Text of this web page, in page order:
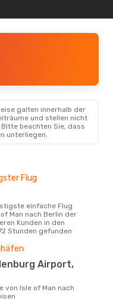
galten innerhalb der
und stellen nicht
beachten Sie, dass
unterliegen.
Flug
Man nach Berlin der
Kunden in den
Stunden gefunden